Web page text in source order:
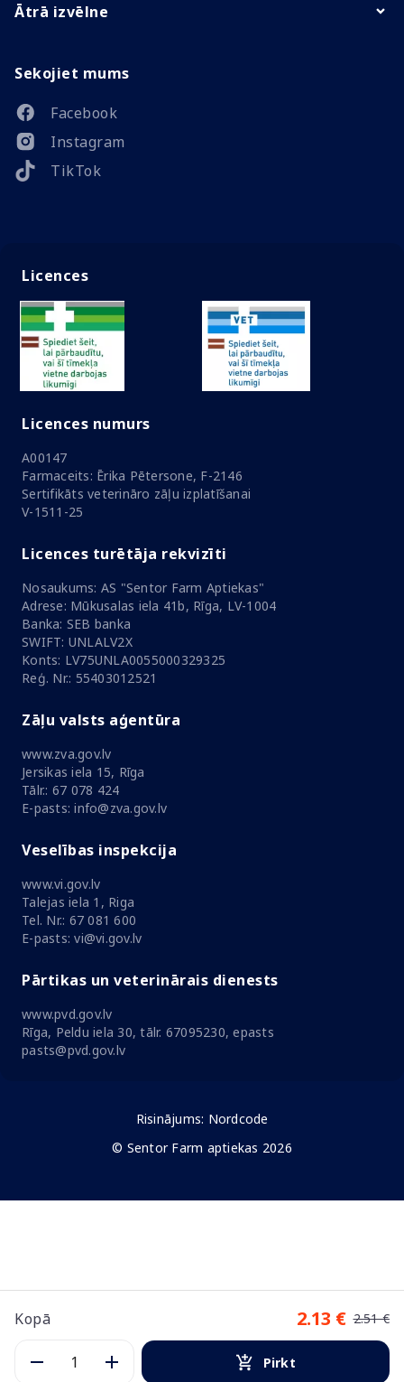
Kopā 2.13 € 2.51 €
Pirkt
Ātrā izvēlne
Sekojiet mums
Facebook
Instagram
TikTok
Licences
Licences numurs
A00147
Farmaceits: Ērika Pētersone, F-2146
Sertifikāts veterināro zāļu izplatīšanai
V-1511-25
Licences turētāja rekvizīti
Nosaukums: AS "Sentor Farm Aptiekas"
Adrese: Mūkusalas iela 41b, Rīga, LV-1004
Banka: SEB banka
SWIFT: UNLALV2X
Konts: LV75UNLA0055000329325
Reģ. Nr.: 55403012521
Zāļu valsts aģentūra
www.zva.gov.lv
Jersikas iela 15, Rīga
Tālr.: 67 078 424
E-pasts: info@zva.gov.lv
Veselības inspekcija
www.vi.gov.lv
Talejas iela 1, Riga
Tel. Nr.: 67 081 600
E-pasts: vi@vi.gov.lv
Pārtikas un veterinārais dienests
www.pvd.gov.lv
Rīga, Peldu iela 30, tālr. 67095230, epasts
pasts@pvd.gov.lv
Risinājums: Nordcode
© Sentor Farm aptiekas 2026